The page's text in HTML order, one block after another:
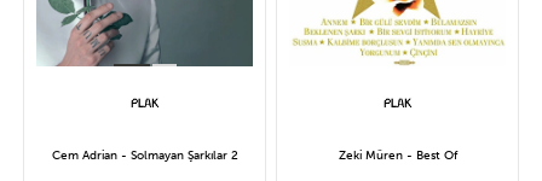
Cem Adrian - Solmayan Şarkılar 2 Zeki Müren - Best Of